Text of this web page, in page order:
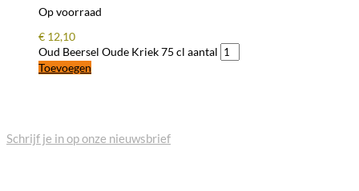
Op voorraad
€ 12,10
Oud Beersel Oude Kriek 75 cl aantal
Toevoegen
Schrijf je in op onze nieuwsbrief